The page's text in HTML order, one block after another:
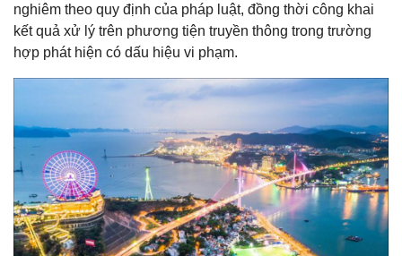
nghiêm theo quy định của pháp luật, đồng thời công khai
kết quả xử lý trên phương tiện truyền thông trong trường
hợp phát hiện có dấu hiệu vi phạm.